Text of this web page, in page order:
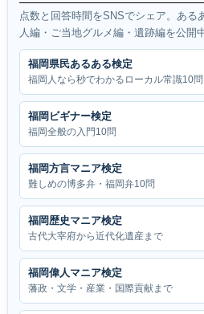
点数と回答時間をSNSでシェア。ある
人編・ご当地グルメ編・遺跡編を公開
福岡県民あるある検定
福岡人なら秒でわかるローカル常識10問
福岡ビギナー検定
福岡全般の入門10問
福岡方言マニア検定
難しめの博多弁・福岡弁10問
福岡歴史マニア検定
古代大宰府から近代化遺産まで
福岡偉人マニア検定
藩政・文学・産業・国際貢献まで